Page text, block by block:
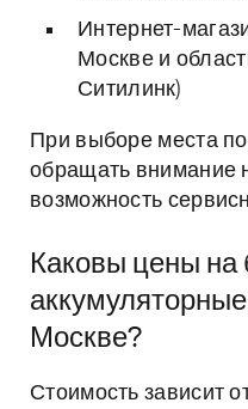
Интернет-
Москве и
Ситилинк)
При выборе места
обращать внимание
возможность
Каковы цены
Москве?
Стоимость зависит